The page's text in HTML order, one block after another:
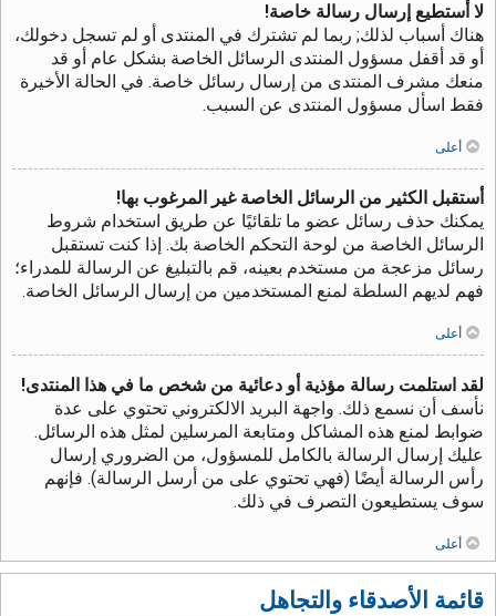
لا أستطيع إرسال رسالة خاصة!
هناك أسباب لذلك; ربما لم تشترك في المنتدى أو لم تسجل دخولك،
أو قد أقفل مسؤول المنتدى الرسائل الخاصة بشكل عام أو قد
منعك مشرف المنتدى من إرسال رسائل خاصة. في الحالة الأخيرة
فقط اسأل مسؤول المنتدى عن السبب.
أعلى
أستقبل الكثير من الرسائل الخاصة غير المرغوب بها!
يمكنك حذف رسائل عضو ما تلقائيًا عن طريق استخدام شروط
الرسائل الخاصة من لوحة التحكم الخاصة بك. إذا كنت تستقبل
رسائل مزعجة من مستخدم بعينه، قم بالتبليغ عن الرسالة للمدراء؛
فهم لديهم السلطة لمنع المستخدمين من إرسال الرسائل الخاصة.
أعلى
لقد استلمت رسالة مؤذية أو دعائية من شخص ما في هذا المنتدى!
نأسف أن نسمع ذلك. واجهة البريد الالكتروني تحتوي على عدة
ضوابط لمنع هذه المشاكل ومتابعة المرسلين لمثل هذه الرسائل.
عليك إرسال الرسالة بالكامل للمسؤول، من الضروري إرسال
رأس الرسالة أيضًا (فهي تحتوي على من أرسل الرسالة). فإنهم
سوف يستطيعون التصرف في ذلك.
أعلى
قائمة الأصدقاء والتجاهل